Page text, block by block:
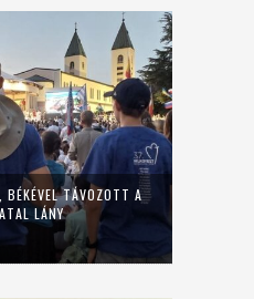
BÉKÉVEL TÁVOZOTT A
LÁNY